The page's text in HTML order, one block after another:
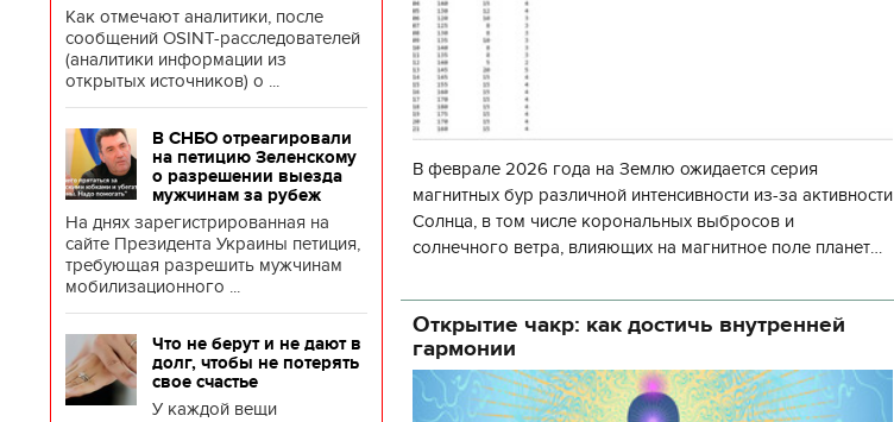
Как отмечают аналитики, после
сообщений OSINT-расследователей
(аналитики информации из
открытых источников) о ...
В СНБО отреагировали
на петицию Зеленскому
о разрешении выезда
мужчинам за рубеж
На днях зарегистрированная на
сайте Президента Украины петиция,
требующая разрешить мужчинам
мобилизационного ...
Что не берут и не дают в
долг, чтобы не потерять
свое счастье
У каждой вещи
В феврале 2026 года на Землю ожидается серия
магнитных бур различной интенсивности из-за активности
Солнца, в том числе корональных выбросов и
солнечного ветра, влияющих на магнитное поле планеты.
об
Открытие чакр: как достичь внутренней
гармонии